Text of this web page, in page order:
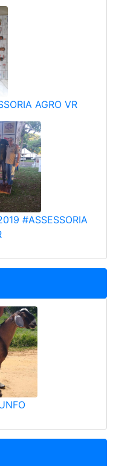
AGRO VR
#ASSESSORIA